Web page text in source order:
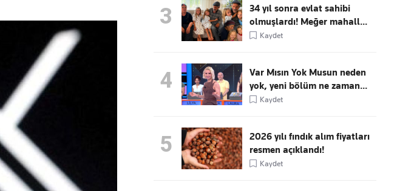
3
34 yıl sonra evlat sahibi
olmuşlardı! Meğer mahall...
Kaydet
4
Var Mısın Yok Musun neden
yok, yeni bölüm ne zaman...
Kaydet
5
2026 yılı fındık alım fiyatları
resmen açıklandı!
Kaydet